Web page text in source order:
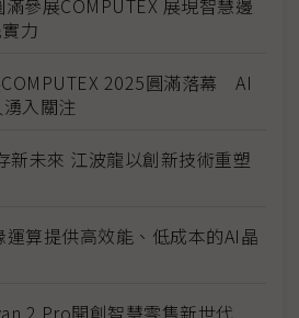
力
2025圓滿落幕 AI
入關注
新未來 江波龍以創新技術重塑
運算提供高效能、低成本的AI晶
2 Pro開創智慧零售新世代